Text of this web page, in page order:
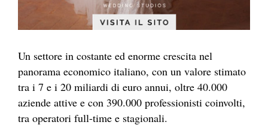
Un settore in costante ed enorme crescita nel
panorama economico italiano, con un valore stimato
tra i 7 e i 20 miliardi di euro annui, oltre 40.000
aziende attive e con 390.000 professionisti coinvolti,
tra operatori full-time e stagionali.